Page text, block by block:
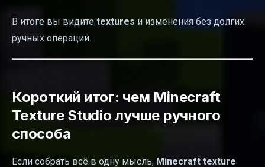
В итоге вы видите textures и изменения без долгих
ручных операций.
Короткий итог: чем Minecraft
Texture Studio лучше ручного
способа
Если собрать всё в одну мысль, Minecraft texture